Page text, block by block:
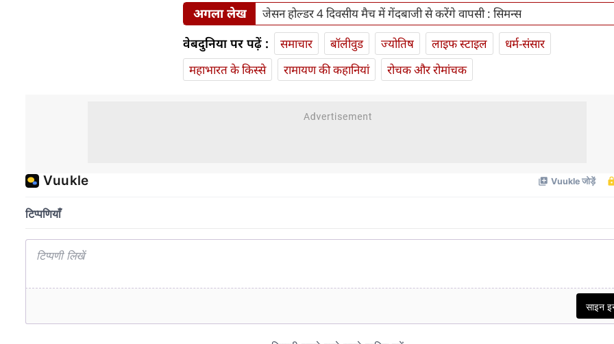
अगला लेख जेसन होल्डर 4 दिवसीय मैच में गेंदबाजी से करेंगे वापसी : सिमन्स
वेबदुनिया पर पढ़ें : समाचार बॉलीवुड ज्योतिष लाइफ स्‍टाइल
धर्म-संसार
महाभारत के किस्से
रामायण की कहानियां रोचक और रोमांचक